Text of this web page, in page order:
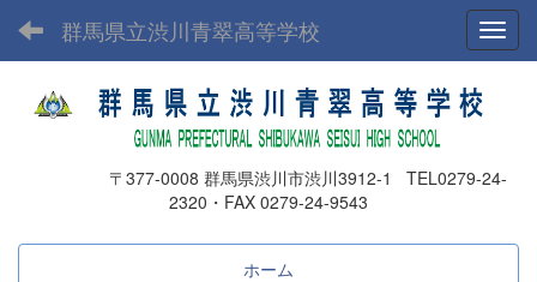
群馬県立渋川青翠高等学校
〒377-0008 群馬県渋川市渋川3912-1 TEL0279-24-
2320・FAX 0279-24-9543
ホーム